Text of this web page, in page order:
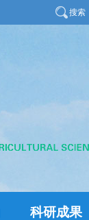
搜索
科研成果